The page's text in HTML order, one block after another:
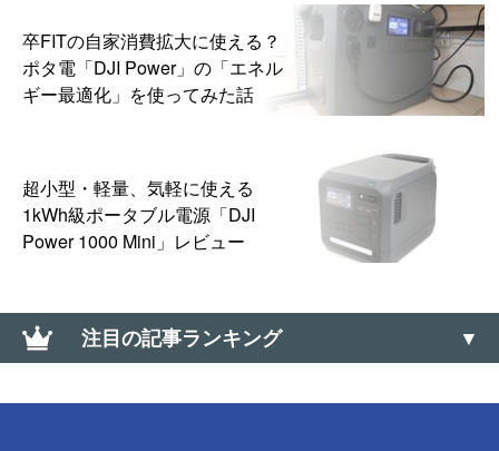
卒FITの自家消費拡大に使える？
ポタ電「DJI Power」の「エネル
ギー最適化」を使ってみた話
超小型・軽量、気軽に使える
1kWh級ポータブル電源「DJI
Power 1000 Mini」レビュー
注目の記事ランキング